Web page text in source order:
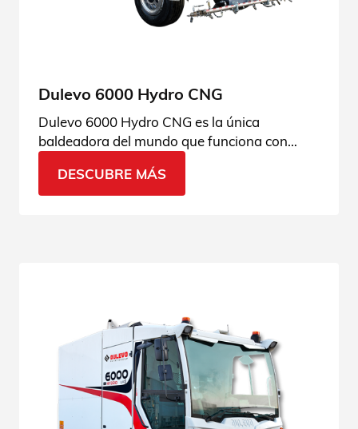
Dulevo 6000 Hydro CNG
Dulevo 6000 Hydro CNG es la única
baldeadora del mundo que funciona con
espacios urbanos. Consulta todas sus
aplicaciones.
DESCUBRE MÁS